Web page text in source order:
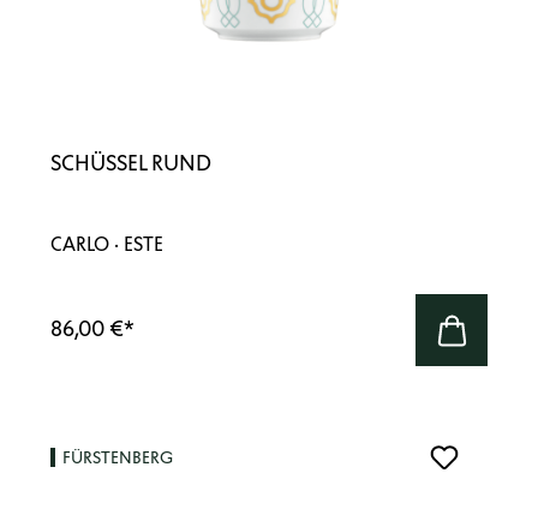
SCHÜSSEL RUND
CARLO · ESTE
86,00 €*
FÜRSTENBERG